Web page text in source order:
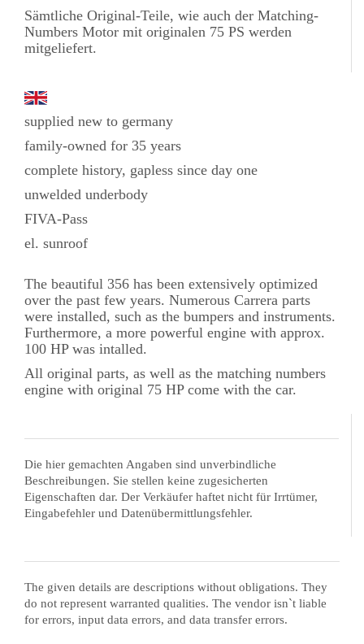
Sämtliche Original-Teile, wie auch der Matching-
Numbers Motor mit originalen 75 PS werden
mitgeliefert.
supplied new to germany
family-owned for 35 years
complete history, gapless since day one
unwelded underbody
FIVA-Pass
el. sunroof
The beautiful 356 has been extensively optimized
over the past few years. Numerous Carrera parts
were installed, such as the bumpers and instruments.
Furthermore, a more powerful engine with approx.
100 HP was intalled.
All original parts, as well as the matching numbers
engine with original 75 HP come with the car.
Die hier gemachten Angaben sind unverbindliche
Beschreibungen. Sie stellen keine zugesicherten
Eigenschaften dar. Der Verkäufer haftet nicht für Irrtümer,
Eingabefehler und Datenübermittlungsfehler.
The given details are descriptions without obligations. They
do not represent warranted qualities. The vendor isn`t liable
for errors, input data errors, and data transfer errors.